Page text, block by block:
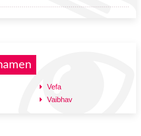
Vefa
Vaibhav